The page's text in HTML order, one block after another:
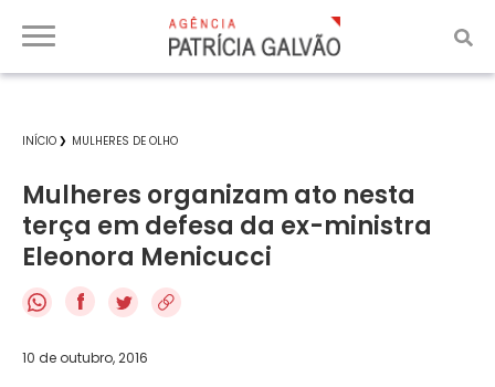
INÍCIO MULHERES DE OLHO
Mulheres organizam ato nesta
terça em defesa da ex-ministra
Eleonora Menicucci
f
10 de outubro, 2016